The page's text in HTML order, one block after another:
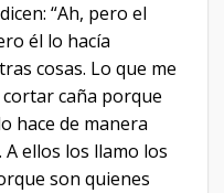
“Ah, pero el
él lo hacía
cosas. Lo que me
caña porque
hace de manera
ellos los llamo los
son quienes